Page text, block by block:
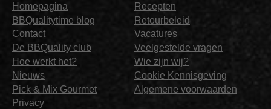
Homepagina
BBQualitytime blog
Contact
De BBQuality club
Hoe werkt het?
Nieuws
Pick & Mix Gourmet
Privacy
Recepten
Retourbeleid
Vacatures
Veelgestelde vragen
Wie zijn wij?
Cookie Kennisgeving
Algemene voorwaarden